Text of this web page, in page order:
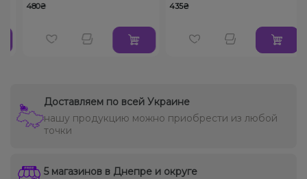
480₴ 435₴
Доставляем по всей Украине
нашу продукцию можно приобрести из любой
точки
5 магазинов в Днепре и округе